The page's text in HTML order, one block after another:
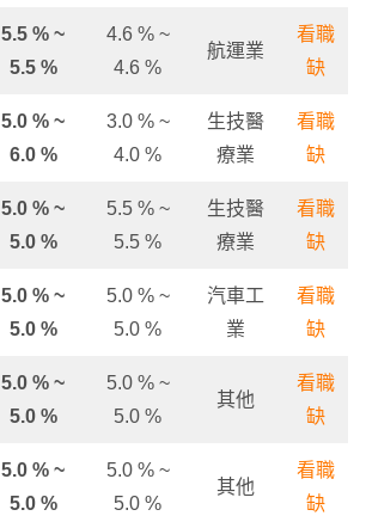
5.5 % ~
5.5 %
4.6 % ~
4.6 %
航運業
看職
缺
5.0 % ~
6.0 %
3.0 % ~
4.0 %
生技醫
療業
看職
缺
5.0 % ~
5.0 %
5.5 % ~
5.5 %
生技醫
療業
看職
缺
5.0 % ~
5.0 %
5.0 % ~
5.0 %
汽車工
業
看職
缺
5.0 % ~
5.0 %
5.0 % ~
5.0 %
其他
看職
缺
5.0 % ~
5.0 %
5.0 % ~
5.0 %
其他
看職
缺